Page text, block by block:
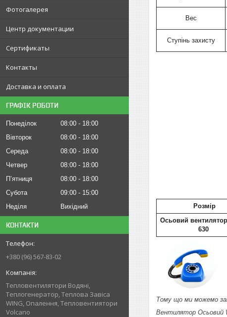
Фотогалерея
Центр документации
Сертификаты
Контакты
Доставка и оплата
ГРАФІК РОБОТИ
Понеділок 08:00
18:00
Вівторок
08:00
18:00
Середа
08:00
18:00
Четвер
08:00
18:00
Пʼятниця
08:00
18:00
Субота
09:00
15:00
Неділя
Вихідний
КОНТАКТИ
+380 (96) 567-83-02
Тепловентилятори Водяні,
Теплогенератор, Теплова Завіса
WING, Опалення, Тепловентиятори
Volcano
Bec
Ступінь захисту
Розмір
Осьовий
630
Тому що ми можемо
Вентилятор Осьовий